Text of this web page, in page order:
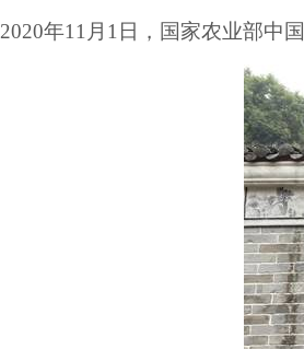
2020年11 月 1 日，国家农业部中